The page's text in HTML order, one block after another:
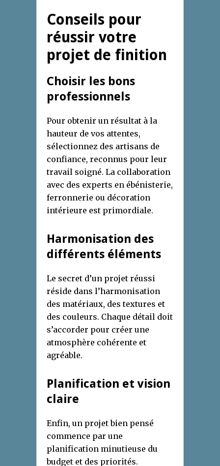
Conseils pour
réussir votre
projet de finition
Choisir les bons
professionnels
Pour obtenir un résultat à la
hauteur de vos attentes,
sélectionnez des artisans de
confiance, reconnus pour leur
travail soigné. La collaboration
avec des experts en ébénisterie,
ferronnerie ou décoration
intérieure est primordiale.
Harmonisation des
différents éléments
Le secret d’un projet réussi
réside dans l’harmonisation
des matériaux, des textures et
des couleurs. Chaque détail doit
s’accorder pour créer une
atmosphère cohérente et
agréable.
Planification et vision
claire
Enfin, un projet bien pensé
commence par une
planification minutieuse du
budget et des priorités.